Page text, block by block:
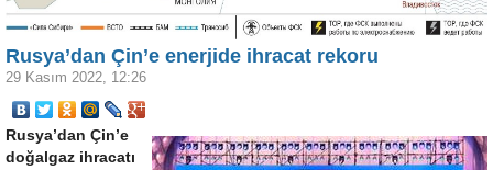
Rusya’dan Çin’e enerjide ihracat rekoru
29 Kasım 2022, 12:26
Rusya’dan Çin’e
doğalgaz ihracatı